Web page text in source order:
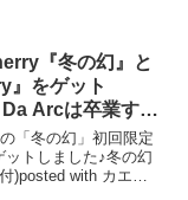
『冬の幻』と
』をゲット
Arcは卒業する
「冬の幻」初回限定
ットしました♪冬の幻
)posted with カエレ